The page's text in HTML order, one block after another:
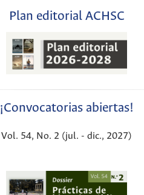
Plan editorial ACHSC
¡Convocatorias abiertas!
Vol. 54, No. 2 (jul. - dic., 2027)